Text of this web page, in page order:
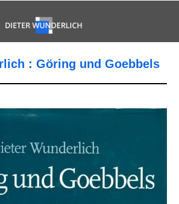
: Göring und Goebbels